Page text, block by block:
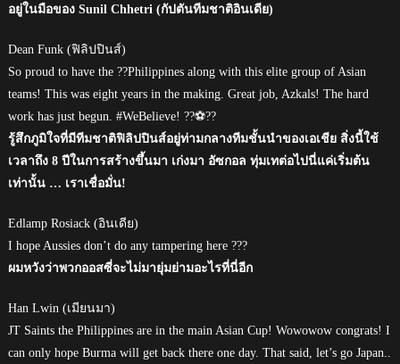
อยู่ในมือของ Sunil Chhetri (กัปตันทีมชาติอินเดีย)
Dean Funk (ฟิลิปปินส์)
So proud to have the ??Philippines along with this elite group of Asian
teams! This was eight years in the making. Great job, Azkals! The hard
work has just begun. #WeBelieve! ??⚽??
รู้สึกภูมิใจที่มีทีมชาติฟิลิปปินส์อยู่ท่ามกลางทีมชั้นนำของเอเชีย สิ่งนี้ใช้
เวลาถึง 8 ปีในการสร้างขึ้นมา เก่งมา อัซกอล ทุ่มเทต่อไปนี่แค่เริ่มต้น
เท่านั้น … เราเชื่อมั่น!
Edlamp Rosiack (อินเดีย)
I hope Aussies don’t do any tampering here ???
ผมหวังว่าพวกออสซี่จะไม่มายุ่มย่ามอะไรที่นี่อีก
Han Lwin (เมียนมา)
JT Saints the Philippines are in the main Asian Cup! Wowowow congrats! I
can only hope Burma will get back there one day. That said, let’s go Japan..